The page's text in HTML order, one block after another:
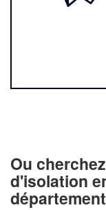
Ou
d'isolation